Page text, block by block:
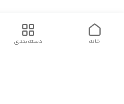
دسته‌بندی خانه